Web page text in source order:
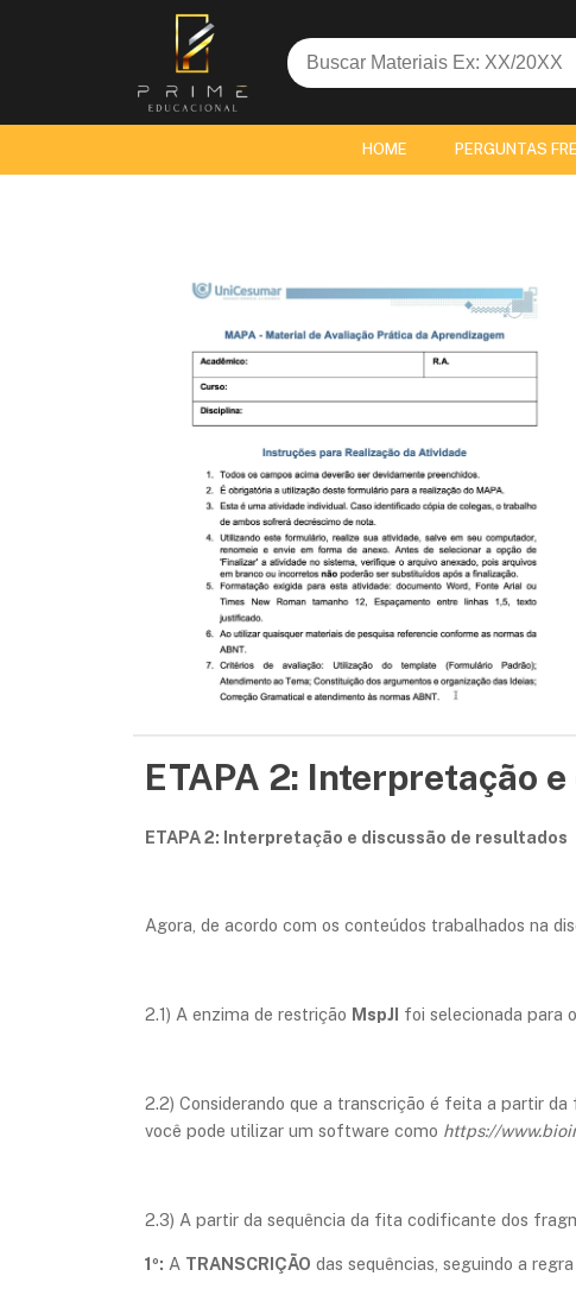
Search
for:
HOME PERGUNTAS
ETAPA 2: Interpretação
ETAPA 2: Interpretação e discussão de resultados
Agora, de acordo com os conteúdos trabalhados na
2.1) A enzima de restrição MspJI foi selecionada para
2.2) Considerando que a transcrição é feita a partir da
você pode utilizar um software como https://
2.3) A partir da sequência da fita codificante dos
1º: A TRANSCRIÇÃO das sequências, seguindo a